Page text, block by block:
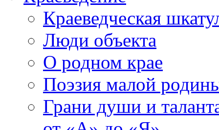
Краеведческая
Люди объекта
О родном крае
Поэзия малой
Грани души и